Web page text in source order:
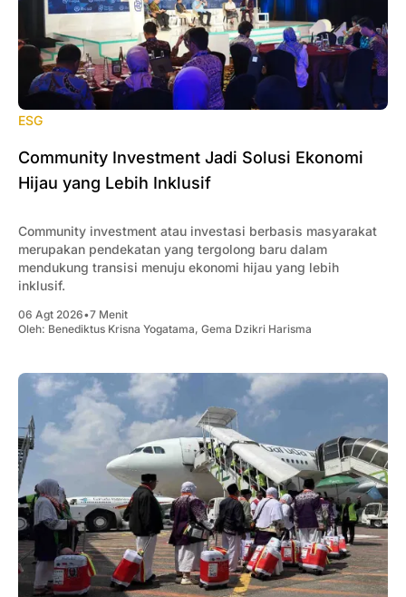
ESG
Community Investment Jadi Solusi Ekonomi
Hijau yang Lebih Inklusif
Community investment atau investasi berbasis masyarakat
merupakan pendekatan yang tergolong baru dalam
mendukung transisi menuju ekonomi hijau yang lebih
inklusif.
06 Agt 2026•7 Menit
Oleh: Benediktus Krisna Yogatama, Gema Dzikri Harisma